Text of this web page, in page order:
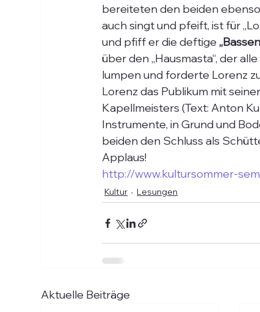
bereiteten den beiden
auch singt und pfeift, ist für
und pfiff er die deftige
über den „Hausmasta“, der
lumpen und forderte Lorenz
Lorenz das Publikum mit
Kapellmeisters (Text: Anton
Instrumente, in Grund und
beiden den Schluss als
Applaus!
http://www.kultursommer-
Kultur Lesungen
Aktuelle Beiträge